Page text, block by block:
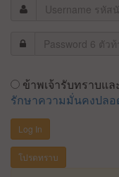
ข้าพเจ้ารับทราบแ
รักษาความมั่นคงปลอ
Log In
โปรดทราบ